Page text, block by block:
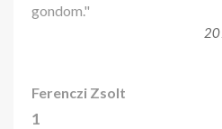
gondom."
Ferenczi Zsolt
1